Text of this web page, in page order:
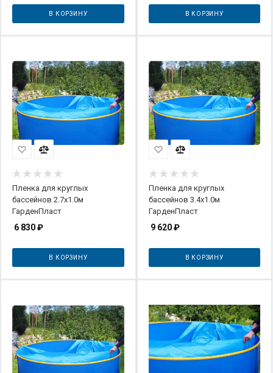
В КОРЗИНУ В КОРЗИНУ
Пленка для круглых
бассейнов 2.7х1.0м
ГарденПласт
6 830₽
В КОРЗИНУ
Пленка для круглых
бассейнов 3.4х1.0м
ГарденПласт
9 620₽
В КОРЗИНУ